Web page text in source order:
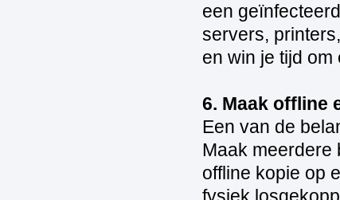
een
servers,
en win je tijd
6. Maak offline
Een van de
Maak meerdere
offline kopie op